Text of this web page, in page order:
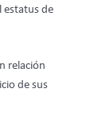
estatus de
relación
de sus